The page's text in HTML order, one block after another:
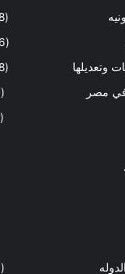
(168)
(196)
وتعديلها
(148)
في مصر
(33)
(20)
(36)